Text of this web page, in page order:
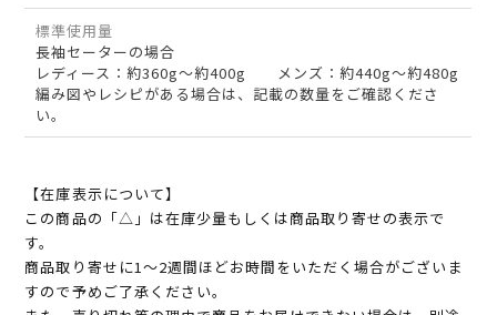
標準使用量
長袖セーターの場合
レディース：約360g～約400g メンズ：約440g～約480g
編み図やレシピがある場合は、記載の数量をご確認くださ
い。
【在庫表示について】
この商品の「△」は在庫少量もしくは商品取り寄せの表示で
す。
商品取り寄せに1～2週間ほどお時間をいただく場合がございま
すので予めご了承ください。